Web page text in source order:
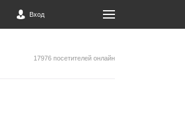
Вход
17976 посетителей онлайн